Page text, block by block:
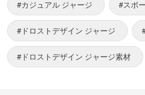
#カジュアル ジャージ #スポ
#ドロストデザイン ジャージ
#ドロストデザイン ジャージ素材